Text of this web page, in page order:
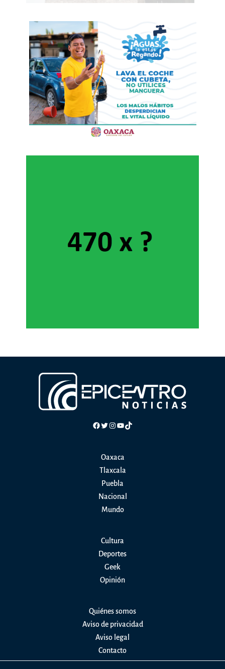
Facebook
Twitter
Instagram
YouTube
TikTok
Oaxaca
Tlaxcala
Puebla
Nacional
Mundo
Cultura
Deportes
Geek
Opinión
Quiénes somos
Aviso de privacidad
Aviso legal
Contacto